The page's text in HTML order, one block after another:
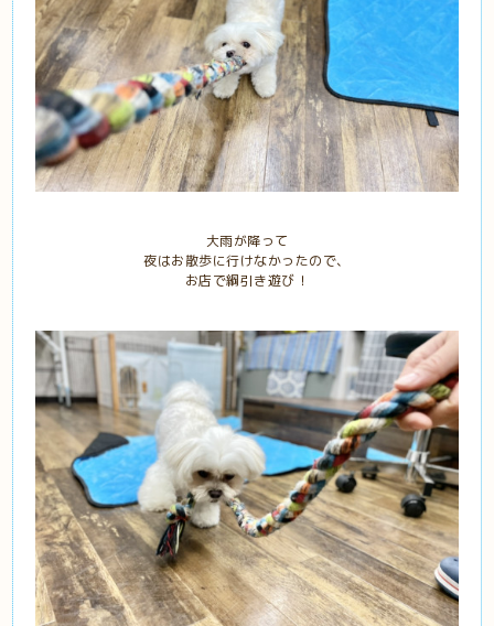
大雨が降って
夜はお散歩に行けなかったので、
お店で綱引き遊び！